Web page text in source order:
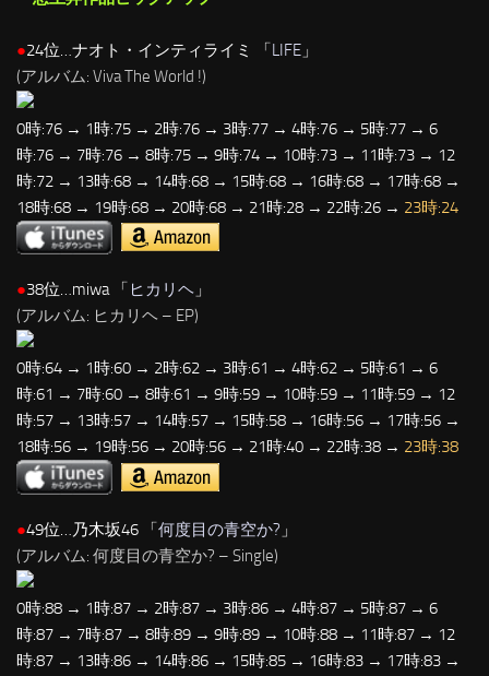
●24位…ナオト・インティライミ 「LIFE 」
(アルバム: Viva The World !)
0時:76 → 1時:75 → 2時:76 → 3時:77 → 4時:76 → 5時:77 → 6
時:76 → 7時:76 → 8時:75 → 9時:74 → 10時:73 → 11時:73 → 12
時:72 → 13時:68 → 14時:68 → 15時:68 → 16時:68 → 17時:68 →
18時:68 → 19時:68 → 20時:68 → 21時:28 → 22時:26 → 23時:24
●38位…miwa 「 ヒカリヘ 」
(アルバム: ヒカリヘ – EP)
0時:64 → 1時:60 → 2時:62 → 3時:61 → 4時:62 → 5時:61 → 6
時:61 → 7時:60 → 8時:61 → 9時:59 → 10時:59 → 11時:59 → 12
時:57 → 13時:57 → 14時:57 → 15時:58 → 16時:56 → 17時:56 →
18時:56 → 19時:56 → 20時:56 → 21時:40 → 22時:38 → 23時:38
●49位…乃木坂46 「何度目の青空か? 」
(アルバム: 何度目の青空か? – Single)
0時:88 → 1時:87 → 2時:87 → 3時:86 → 4時:87 → 5時:87 → 6
時:87 → 7時:87 → 8時:89 → 9時:89 → 10時:88 → 11時:87 → 12
時:87 → 13時:86 → 14時:86 → 15時:85 → 16時:83 → 17時:83 →